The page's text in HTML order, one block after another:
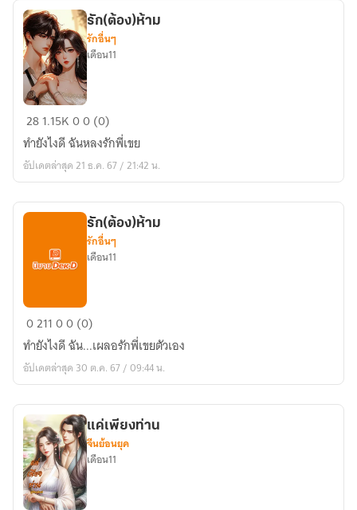
รัก(ต้อง)ห้าม
รัก(ต้อง)ห้าม
รักอื่นๆ
เดือน11
281.15K00 (0)
ทำยังไงดี ฉันหลงรักพี่เขย
อัปเดตล่าสุด 21 ธ.ค. 67 / 21:42 น.
รัก(ต้อง)ห้าม
รัก(ต้อง)ห้าม
รักอื่นๆ
เดือน11
021100 (0)
ทำยังไงดี ฉัน...เผลอรักพี่เขยตัวเอง
อัปเดตล่าสุด 30 ต.ค. 67 / 09:44 น.
แค่เพียงท่าน
จีนย้อนยุค
เดือน11